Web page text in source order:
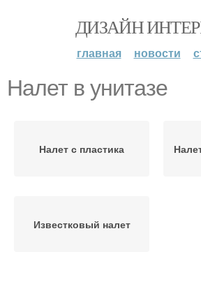
ДИЗАЙН
главная новости
Налет в унитазе
Налет с пластика
Известковый налет